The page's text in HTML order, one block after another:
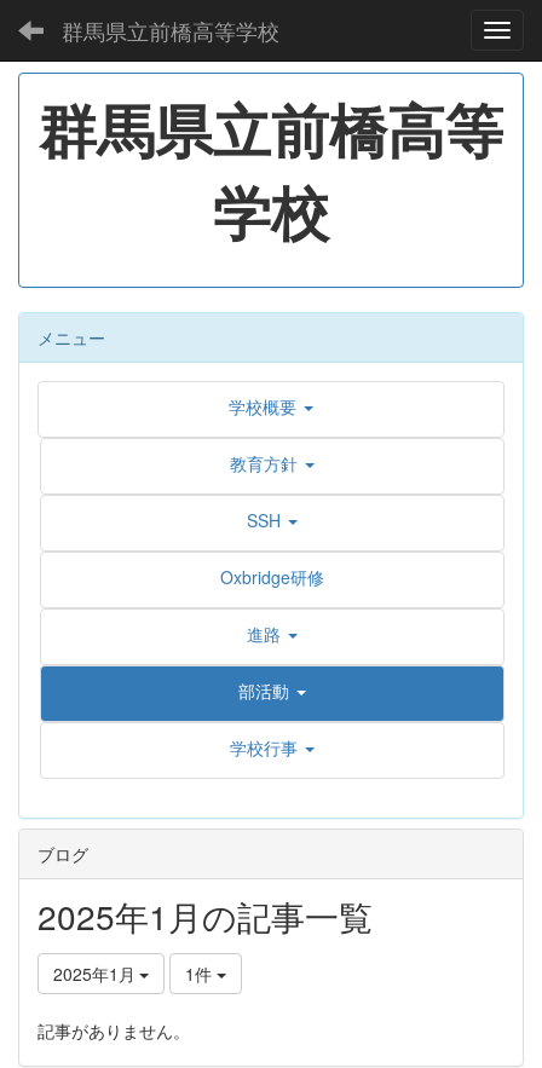
群馬県立前橋高等学校
群馬県立前橋高等
学校
メニュー
学校概要
教育方針
SSH
Oxbridge研修
進路
部活動
学校行事
ブログ
2025年1月の記事一覧
2025年1月 1件
記事がありません。